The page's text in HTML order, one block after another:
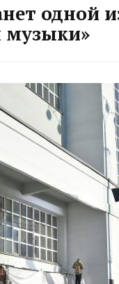
одной
музыки»